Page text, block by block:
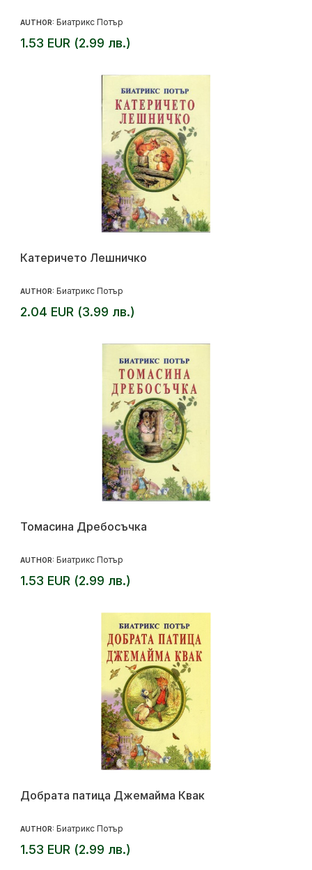
AUTHOR: Биатрикс Потър
1.53 EUR (2.99 лв.)
Катеричето Лешничко
AUTHOR: Биатрикс Потър
2.04 EUR (3.99 лв.)
Томасина Дребосъчка
AUTHOR: Биатрикс Потър
1.53 EUR (2.99 лв.)
Добрата патица Джемайма Квак
AUTHOR: Биатрикс Потър
1.53 EUR (2.99 лв.)